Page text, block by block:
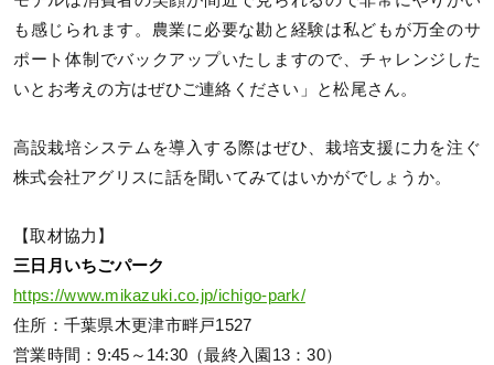
も感じられます。農業に必要な勘と経験は私どもが万全のサ
ポート体制でバックアップいたしますので、チャレンジした
いとお考えの方はぜひご連絡ください」と松尾さん。
高設栽培システムを導入する際はぜひ、栽培支援に力を注ぐ
株式会社アグリスに話を聞いてみてはいかがでしょうか。
【取材協力】
三日月いちごパーク
https://www.mikazuki.co.jp/ichigo-park/
住所：千葉県木更津市畔戸1527
営業時間：9:45～14:30（最終入園13：30）